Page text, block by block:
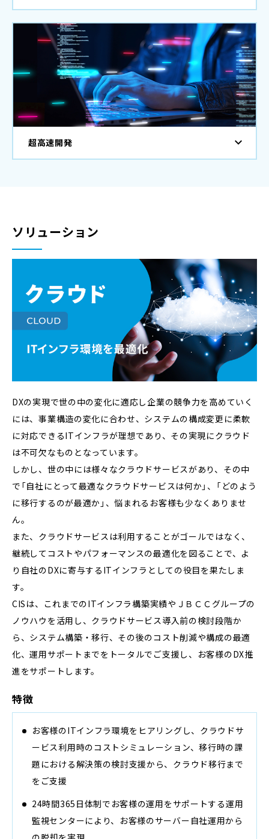
超高速開発
ソリューション
DXの実現で世の中の変化に適応し企業の競争力を高めていく
には、事業構造の変化に合わせ、システムの構成変更に柔軟
に対応できるITインフラが理想であり、その実現にクラウド
は不可欠なものとなっています。
しかし、世の中には様々なクラウドサービスがあり、その中
で「自社にとって最適なクラウドサービスは何か」、「どのよう
に移行するのが最適か」、悩まれるお客様も少なくありませ
ん。
また、クラウドサービスは利用することがゴールではなく、
継続してコストやパフォーマンスの最適化を図ることで、よ
り自社のDXに寄与するITインフラとしての役目を果たしま
す。
CISは、これまでのITインフラ構築実績やＪＢＣＣグループの
ノウハウを活用し、クラウドサービス導入前の検討段階か
ら、システム構築・移行、その後のコスト削減や構成の最適
化、運用サポートまでをトータルでご支援し、お客様のDX推
進をサポートします。
特徴
お客様のITインフラ環境をヒアリングし、クラウドサ
ービス利用時のコストシミュレーション、移行時の課
題における解決策の検討支援から、クラウド移行まで
をご支援
24時間365日体制でお客様の運用をサポートする運用
監視センターにより、お客様のサーバー自社運用から